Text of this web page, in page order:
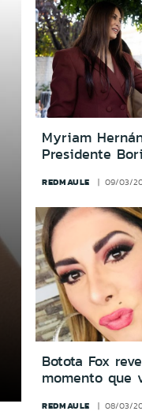
Myriam
Presidente
REDMAULE 09/03/
Botota Fox
momento que
REDMAULE 08/03/